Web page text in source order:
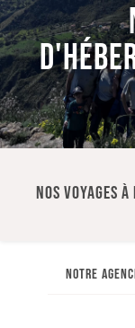
NOS VOYAGES
NOTRE